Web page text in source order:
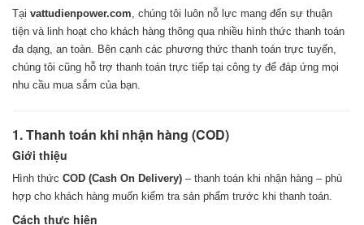
Tại vattudienpower.com, chúng tôi luôn nỗ lực mang đến sự thuận
tiện và linh hoạt cho khách hàng thông qua nhiều hình thức thanh toán
đa dạng, an toàn. Bên cạnh các phương thức thanh toán trực tuyến,
chúng tôi cũng hỗ trợ thanh toán trực tiếp tại công ty để đáp ứng mọi
nhu cầu mua sắm của bạn.
1. Thanh toán khi nhận hàng (COD)
Giới thiệu
Hình thức COD (Cash On Delivery) – thanh toán khi nhận hàng – phù
hợp cho khách hàng muốn kiểm tra sản phẩm trước khi thanh toán.
Cách thực hiện